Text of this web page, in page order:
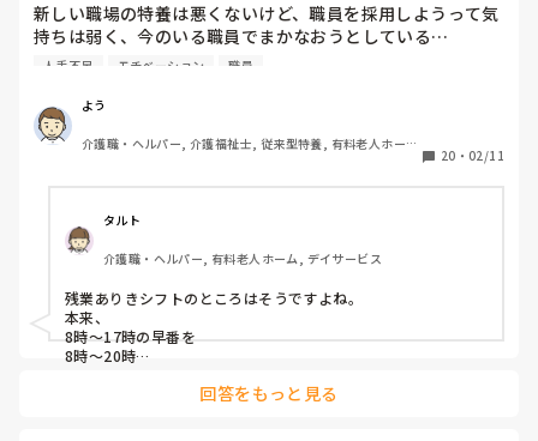
新しい職場の特養は悪くないけど、職員を採用しようって気
持ちは弱く、今のいる職員でまかなおうとしている…
今の職場の前の老健も人手不足だったけど、まだ、職員を採
これじゃ、現有戦力、職員が更に潰れるよ…
人手不足 モチベーション 職員
よう
介護職・ヘルパー, 介護福祉士, 従来型特養, 有料老人ホー
20 ・ 02/11
タルト
介護職・ヘルパー, 有料老人ホーム, デイサービス
残業ありきシフトのところはそうですよね。
本来、
8時〜17時の早番を
8時〜20時
20時〜9時半や10時… 回答をもっと見る